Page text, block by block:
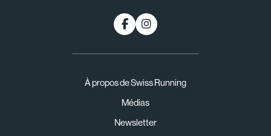
À propos de Swiss Running
Médias
Newsletter